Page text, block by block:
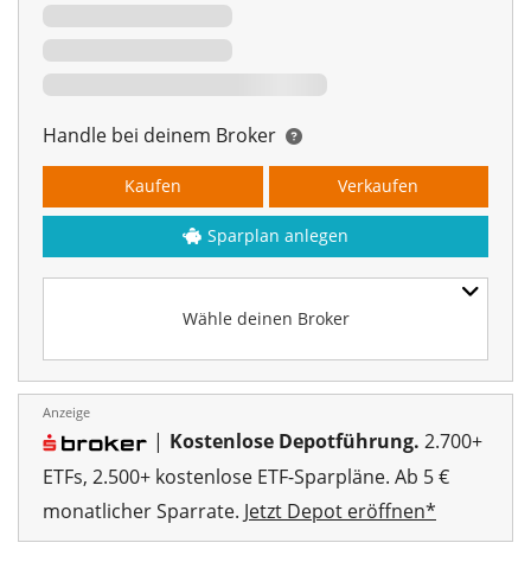
Handle bei deinem Broker
Wähle deinen Broker
Kaufen Verkaufen
Sparplan anlegen
Anzeige
| Kostenlose Depotführung. 2.700+
ETFs, 2.500+ kostenlose ETF-Sparpläne. Ab 5 €
monatlicher Sparrate. Jetzt Depot eröffnen*